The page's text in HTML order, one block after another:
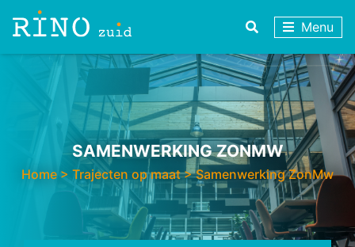
Menu
SAMENWERKING ZONMW
Home > Trajecten op maat>Samenwerking ZonMw